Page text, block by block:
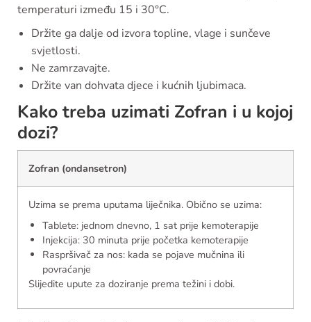
temperaturi između 15 i 30°C.
Držite ga dalje od izvora topline, vlage i sunčeve
svjetlosti.
Ne zamrzavajte.
Držite van dohvata djece i kućnih ljubimaca.
Kako treba uzimati Zofran i u kojoj
dozi?
Zofran (ondansetron)
Uzima se prema uputama liječnika. Obično se uzima:
Tablete: jednom dnevno, 1 sat prije kemoterapije
Injekcija: 30 minuta prije početka kemoterapije
Raspršivač za nos: kada se pojave mučnina ili
povraćanje
Slijedite upute za doziranje prema težini i dobi.